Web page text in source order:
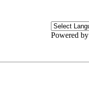
Powered by